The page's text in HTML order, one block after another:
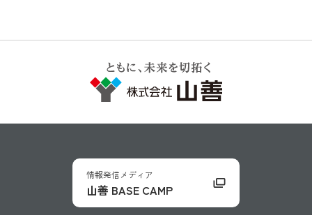
情報発信メディア
山善 BASE CAMP